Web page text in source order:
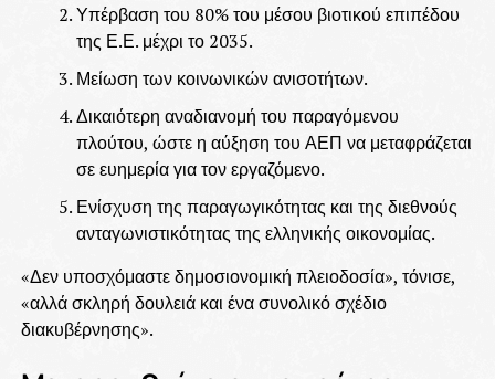
Υπέρβαση του 80% του μέσου βιοτικού επιπέδου
της Ε.Ε. μέχρι το 2035.
Μείωση των κοινωνικών ανισοτήτων.
Δικαιότερη αναδιανομή του παραγόμενου
πλούτου, ώστε η αύξηση του ΑΕΠ να μεταφράζεται
σε ευημερία για τον εργαζόμενο.
Ενίσχυση της παραγωγικότητας και της διεθνούς
ανταγωνιστικότητας της ελληνικής οικονομίας.
«Δεν υποσχόμαστε δημοσιονομική πλειοδοσία», τόνισε,
«αλλά σκληρή δουλειά και ένα συνολικό σχέδιο
διακυβέρνησης».